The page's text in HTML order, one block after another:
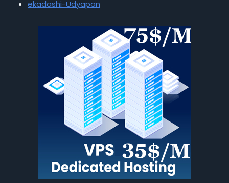
ekadashi-Udyapan